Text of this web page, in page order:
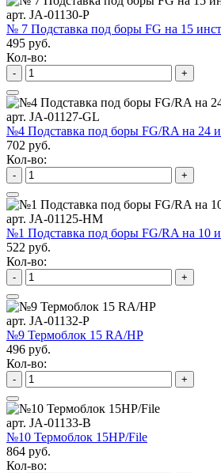
арт. JA-01130-P
№ 7 Подставка под боры FG на 15
495 руб.
Кол-во:
- +
арт. JA-01127-GL
№4 Подставка под боры FG/RA на 24
702 руб.
Кол-во:
- +
арт. JA-01125-HM
№1 Подставка под боры FG/RA на 10
522 руб.
Кол-во:
- +
арт. JA-01132-P
№9 Термоблок 15 RA/HP
496 руб.
Кол-во:
- +
арт. JA-01133-B
№10 Термоблок 15HP/File
864 руб.
Кол-во: